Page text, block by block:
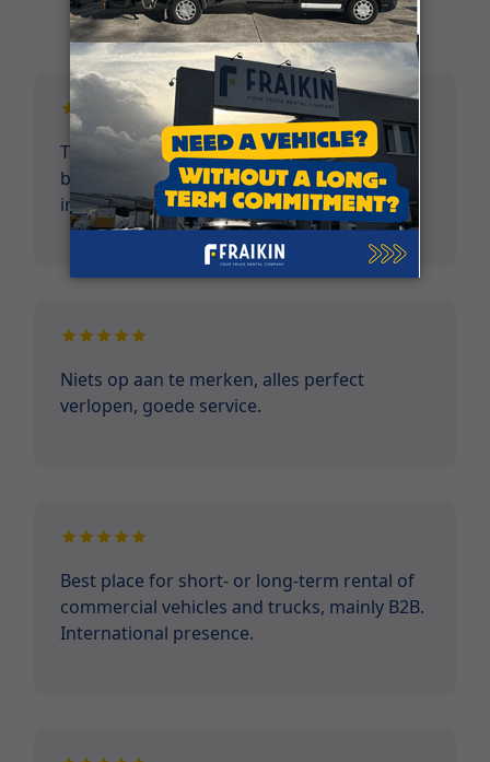
Top service vanaf eerste contact tem terug
brengen van voertuig. Voertuigen verkeren
in perfecte staat! Niets op aan te merken.
Niets op aan te merken, alles perfect
verlopen, goede service.
Best place for short- or long-term rental of
commercial vehicles and trucks, mainly B2B.
International presence.